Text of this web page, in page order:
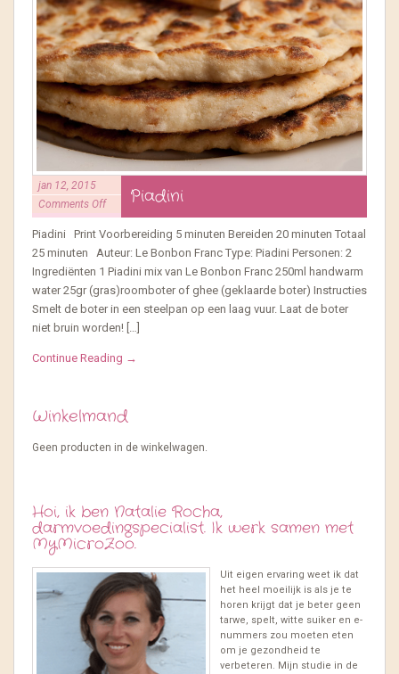
jan 12, 2015
Comments Off
Piadini
Piadini Print Voorbereiding 5 minuten Bereiden 20 minuten Totaal
25 minuten Auteur: Le Bonbon Franc Type: Piadini Personen: 2
Ingrediënten 1 Piadini mix van Le Bonbon Franc 250ml handwarm
water 25gr (gras)roomboter of ghee (geklaarde boter) Instructies
Smelt de boter in een steelpan op een laag vuur. Laat de boter
niet bruin worden! […]
Continue Reading →
Winkelmand
Geen producten in de winkelwagen.
Hoi, ik ben Natalie Rocha,
darmvoedingspecialist. Ik werk samen met
MyMicroZoo.
Uit eigen ervaring weet ik dat
het heel moeilijk is als je te
horen krijgt dat je beter geen
tarwe, spelt, witte suiker en e-
nummers zou moeten eten
om je gezondheid te
verbeteren. Mijn studie in de